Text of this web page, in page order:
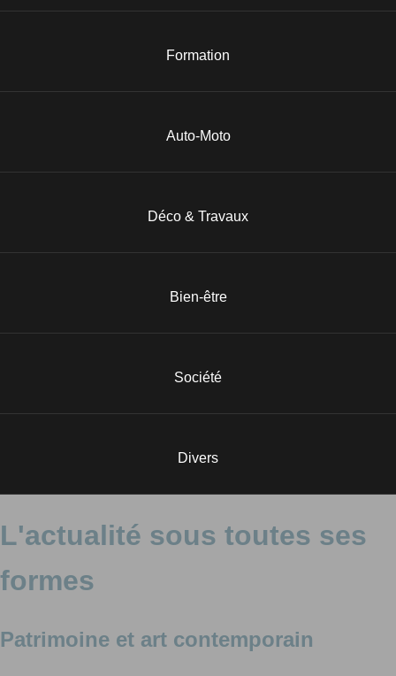
Formation
Auto-Moto
Déco & Travaux
Bien-être
Société
Divers
L'actualité sous toutes ses
formes
Patrimoine et art contemporain